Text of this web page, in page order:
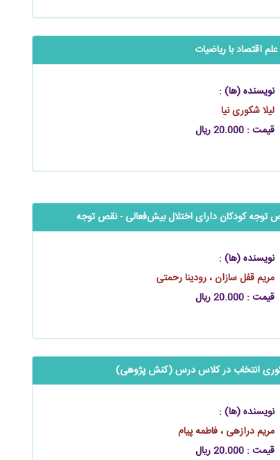
علم اقتصاد با ریاضیات
نویسنده (ها) :
لیلا شکوری‌ نیا
قیمت : 20.000 ریال
توجه کودکان دارای اختلال ‌‌‌‌‌بیش‌فعالی - نقص توجه
نویسنده (ها) :
مریم قفل سازان ، رودینا رحمتی
قیمت : 20.000 ریال
انتخاب در کلاس درس (‌‌‌‌‌کنش ‌پژوهی)
نویسنده (ها) :
مریم درازهی ، فاطمه پیام
قیمت : 20.000 ریال